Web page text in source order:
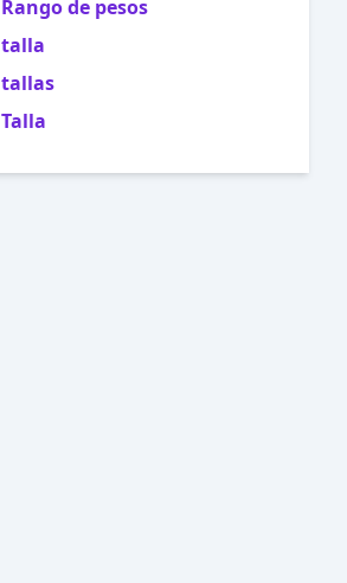
Rango de pesos
talla
tallas
Talla